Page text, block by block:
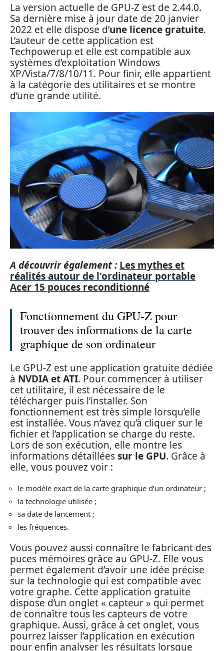
La version actuelle de GPU-Z est de 2.44.0.
Sa dernière mise à jour date de 20 janvier
2022 et elle dispose d’une licence gratuite.
L’auteur de cette application est
Techpowerup et elle est compatible aux
systèmes d’exploitation Windows
XP/Vista/7/8/10/11. Pour finir, elle appartient
à la catégorie des utilitaires et se montre
d’une grande utilité.
A découvrir également : Les mythes et
réalités autour de l'ordinateur portable
Acer 15 pouces reconditionné
Fonctionnement du GPU-Z pour
trouver des informations de la carte
graphique de son ordinateur
Le GPU-Z est une application gratuite dédiée
à NVDIA et ATI. Pour commencer à utiliser
cet utilitaire, il est nécessaire de le
télécharger puis l’installer. Son
fonctionnement est très simple lorsqu’elle
est installée. Vous n’avez qu’à cliquer sur le
fichier et l’application se charge du reste.
Lors de son exécution, elle montre les
informations détailléessur le GPU. Grâce à
elle, vous pouvez voir :
le modèle exact de la carte graphique d’un ordinateur ;
la technologie utilisée ;
sa date de lancement ;
les fréquences.
Vous pouvez aussi connaître le fabricant des
puces mémoires grâce au GPU-Z. Elle vous
permet également d’avoir une idée précise
sur la technologie qui est compatible avec
votre graphe. Cette application gratuite
dispose d’un onglet « capteur » qui permet
de connaître tous les capteurs de votre
graphique. Aussi, grâce à cet onglet, vous
pourrez laisser l’application en exécution
pour enfin analyser les résultats lorsque